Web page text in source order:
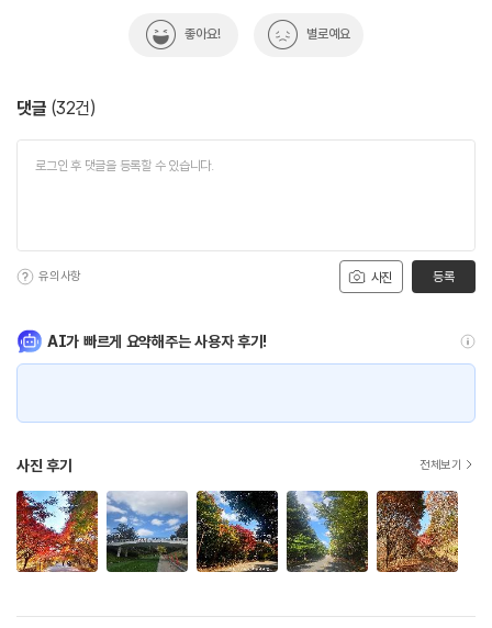
좋아요! 별로예요
댓글 (32건)
사진
유의사항 등록
AI가 빠르게 요약해주는 사용자 후기!
사진 후기 전체보기